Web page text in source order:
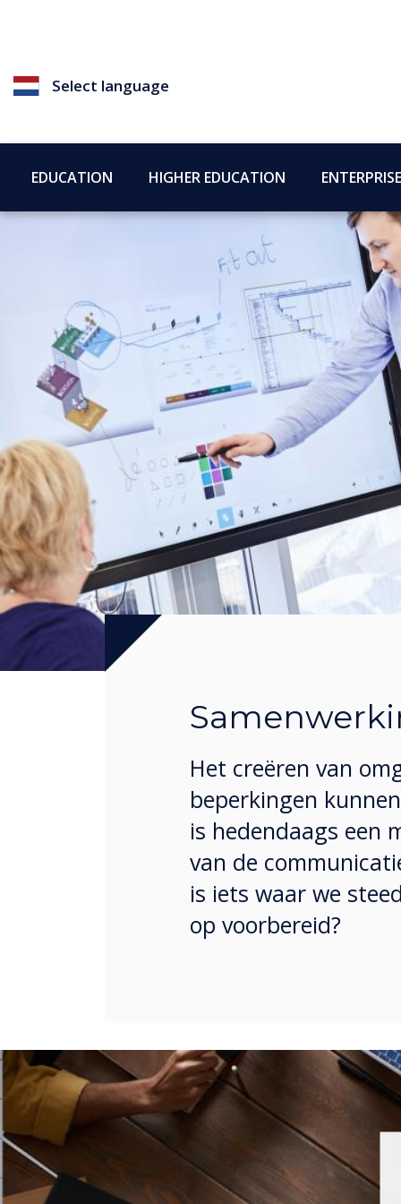
Select language
EDUCATION HIGHER EDUCATION ENTERPRISE
Het creëren van
beperkingen
is hedendaags een
van de
is iets waar we
op voorbereid?